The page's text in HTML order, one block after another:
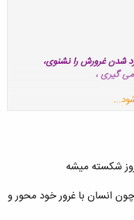
شدن غرورش را نشنوی،
می گیری ،
شکسته میشه
انسان با غرور خود محور و